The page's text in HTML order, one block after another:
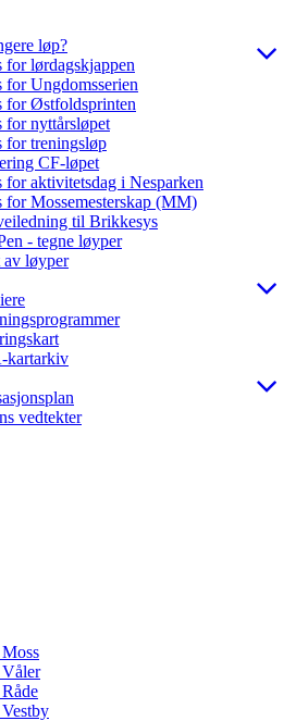
løp?
for lørdagskjappen
for Ungdomsserien
for Østfoldsprinten
for nyttårsløpet
for treningsløp
CF-løpet
for aktivitetsdag i Nesparken
for Mossemesterskap (MM)
til Brikkesys
- tegne løyper
løyper
kartarkiv
vedtekter
Våler